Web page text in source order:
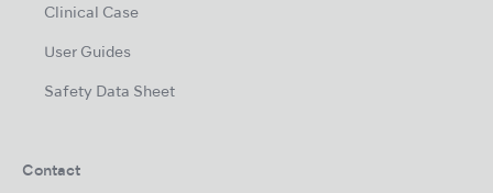
Clinical Case
User Guides
Safety Data Sheet
Contact